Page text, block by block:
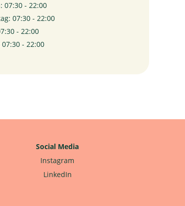
07:30 - 22:00
07:30 - 22:00
- 22:00
- 22:00
Social Media
Instagram
LinkedIn